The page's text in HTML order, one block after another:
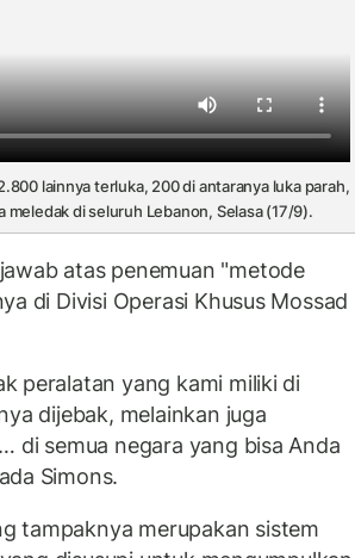
lainnya terluka, 200 di antaranya luka parah,
meledak di seluruh Lebanon, Selasa (17/9).
atas penemuan "metode
di Divisi Operasi Khusus Mossad
peralatan yang kami miliki di
dijebak, melainkan juga
di semua negara yang bisa Anda
Simons.
tampaknya merupakan sistem